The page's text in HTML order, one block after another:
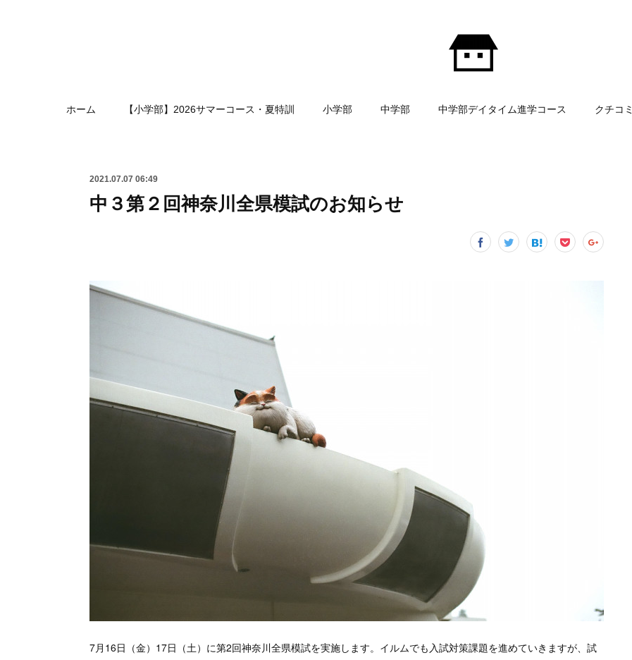
ホーム 【小学部】2026サマーコース・夏特訓 小学部 中学部 中学部デイタイム進学コース クチコミ
2021.07.07 06:49
中３第２回神奈川全県模試のお知らせ
7月16日（金）17日（土）に第2回神奈川全県模試を実施します。イルムでも入試対策課題を進めていきますが、試